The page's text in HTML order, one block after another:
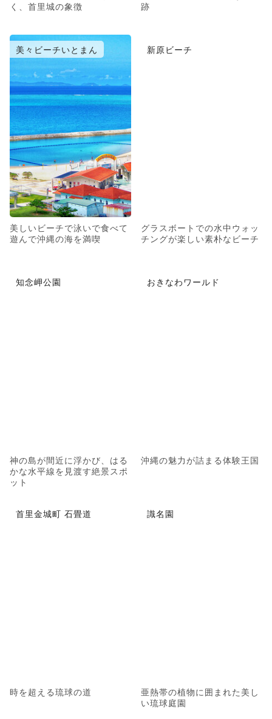
く、首里城の象徴
跡
美々ビーチいとまん
美しいビーチで泳いで食べて
遊んで沖縄の海を満喫
新原ビーチ
グラスボートでの水中ウォッ
チングが楽しい素朴なビーチ
知念岬公園
神の島が間近に浮かび、はる
かな水平線を見渡す絶景スポ
ット
おきなわワールド
沖縄の魅力が詰まる体験王国
首里金城町 石畳道
時を超える琉球の道
識名園
亜熱帯の植物に囲まれた美し
い琉球庭園